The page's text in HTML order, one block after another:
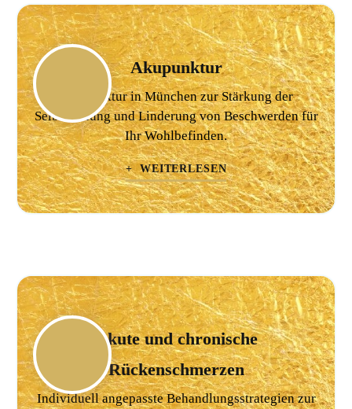
Akupunktur
Akupunktur in München zur Stärkung der
Selbstheilung und Linderung von Beschwerden für
Ihr Wohlbefinden.
+ WEITERLESEN
Akute und chronische
Rückenschmerzen
Individuell angepasste Behandlungsstrategien zur